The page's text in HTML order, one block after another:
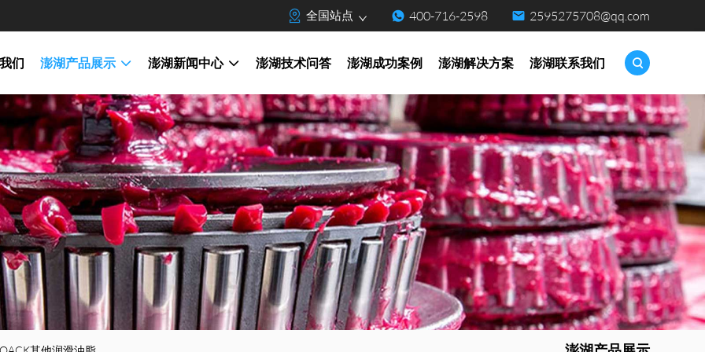
全国站点 400-716-2598 2595275708@qq.com
们 澎湖产品展示 澎湖新闻中心 澎湖技术问答 澎湖成功案例 澎湖解决方案 澎湖联系我们